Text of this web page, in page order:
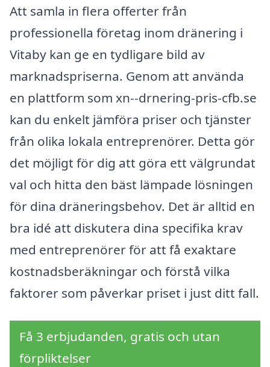
Att samla in flera offerter från
professionella företag inom dränering i
Vitaby kan ge en tydligare bild av
marknadspriserna. Genom att använda
en plattform som xn--drnering-pris-cfb.se
kan du enkelt jämföra priser och tjänster
från olika lokala entreprenörer. Detta gör
det möjligt för dig att göra ett välgrundat
val och hitta den bäst lämpade lösningen
för dina dräneringsbehov. Det är alltid en
bra idé att diskutera dina specifika krav
med entreprenörer för att få exaktare
kostnadsberäkningar och förstå vilka
faktorer som påverkar priset i just ditt fall.
Få 3 erbjudanden, gratis och utan
förpliktelser